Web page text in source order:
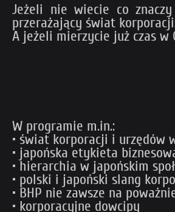
Jeżeli nie wiecie co
przerażający świat
A jeżeli mierzycie już czas w
W programie m.in.:
• świat korporacji i urzędów
• japońska etykieta
• hierarchia w japońskim
• polski i japoński slang
• BHP nie zawsze na
• korporacyjne dowcipy